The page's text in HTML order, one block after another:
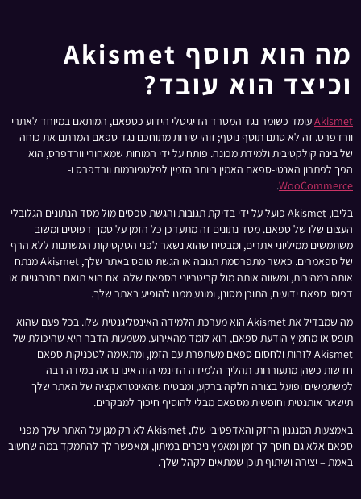
מה הוא תוסף Akismet
וכיצד הוא עובד?
Akismetעומד כשומר נגד המטרד הדיגיטלי הידוע כספאם, המותאם במיוחד לאתרי
וורדפרס. זה לא סתם תוסף נוסף; זוהי שירות מתוחכם נגד ספאם המרתם את כוחה
של בינה קולקטיבית ולמידת מכונה. פותח על ידי המוחות שמאחורי וורדפרס, הוא
הפך לפתרון האנטי-ספאם האמין ביותר הזמין לפלטפורמות וורדפרס ו-
WooCommerce
.
בליבו, Akismet פועל על ידי בדיקת תגובות והגשת טפסים מול מסד הנתונים הגלובלי
העצום שלו של ספאם. מסד נתונים זה מתעדכן כל הזמן על סמך דפוסים ומשוב
משתמשים ממיליוני אתרים, ומבטיח שהוא נשאר לפני הטקטיקות המשתנות ללא הרף
של ספאמרים. כאשר מתפרסמת תגובה או הגשת טופס באתר שלך, Akismet מנתח
אותה במהירות, ומשווה אותה מול קריטריוני הספאם שלה. אם הוא תואם התנהגויות או
דפוסי ספאם ידועים, התוכן מסונן, ומונע ממנו להופיע באתר שלך.
מה שמבדיל את Akismet הוא מערכת הלמידה האינטליגנטית שלו. בכל פעם שהוא
תופס או מחמיץ הודעת ספאם, הוא לומד מהאירוע. משמעות הדבר היא שהיכולת של
Akismet לזהות ולחסום ספאם משתפרת עם הזמן, ומתאימה לטכניקות ספאם
חדשות כשהן מתעוררות. תהליך הלמידה הדינמי הזה אינו נראה במידה רבה
למשתמשים ופועל בצורה חלקה ברקע, ומבטיח שהאינטראקציה של האתר שלך
תישאר אותנטית וחופשית מספאם מבלי להוסיף חיכוך למבקרים.
באמצעות המנגנון החזק והאדפטיבי שלו, Akismet לא רק מגן על האתר שלך מפני
ספאם אלא גם חוסך לך זמן ומאמץ ניכרים במיתון, ומאפשר לך להתמקד במה שחשוב
באמת – יצירה ושיתוף תוכן שמתאים לקהל שלך.